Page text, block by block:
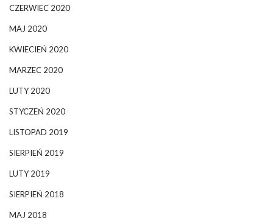
CZERWIEC 2020
MAJ 2020
KWIECIEŃ 2020
MARZEC 2020
LUTY 2020
STYCZEŃ 2020
LISTOPAD 2019
SIERPIEŃ 2019
LUTY 2019
SIERPIEŃ 2018
MAJ 2018